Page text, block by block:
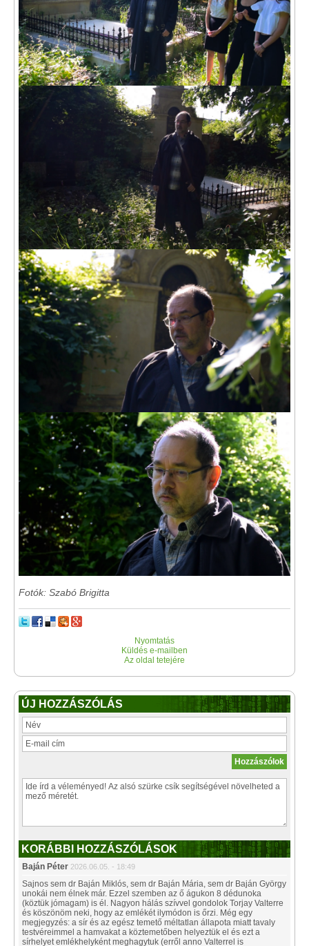
Fotók: Szabó Brigitta
Nyomtatás
Küldés e-mailben
Az oldal tetejére
ÚJ HOZZÁSZÓLÁS
KORÁBBI HOZZÁSZÓLÁSOK
Baján Péter 2026.06.05. - 18:49
Sajnos sem dr Baján Miklós, sem dr Baján Mária, sem dr Baján György
unokái nem élnek már. Ezzel szemben az ő águkon 8 dédunoka
(köztük jómagam) is él. Nagyon hálás szívvel gondolok Torjay Valterre
és köszönöm neki, hogy az emlékét ilymódon is őrzi. Még egy
megjegyzés: a sír és az egész temető méltatlan állapota miatt tavaly
testvéreimmel a hamvakat a köztemetőben helyeztük el és ezt a
sírhelyet emlékhelyként meghagytuk (erről anno Valterrel is